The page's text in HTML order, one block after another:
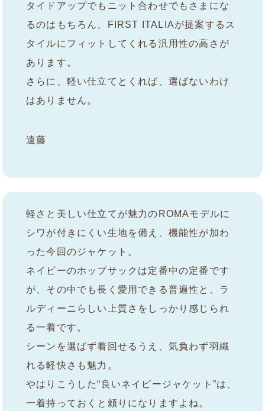
タイドアップでもニット合わせでもさまにな
るのはもちろん、FIRST ITALIAが提案するス
タイルにフィットしてくれる汎用性の高さが
あります。
さらに、軽い仕立てとくれば、選ばないわけ
はありません。
遠藤
軽さと美しい仕立てが魅力のROMAモデルに
シワが付きにくい生地を備え、機能性が加わ
った今回のジャケット。
ネイビーのホップサックは定番中の定番です
が、その中でも長く愛用できる普遍性と、ラ
ルディーニらしい上質さをしっかり感じられ
る一着です。
シーンを選ばず着回せるうえ、気負わず羽織
れる軽快さも魅力。
やはりこうした“良いネイビージャケット”は、
一着持っておくと頼りになりますよね。